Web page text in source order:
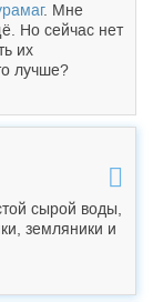
. Мне
Но сейчас нет
их
лучше?
сырой воды,
земляники и